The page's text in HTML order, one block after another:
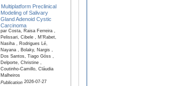
Multiplatform Preclinical
Modeling of Salivary
Gland Adenoid Cystic
Carcinoma
par Costa, Raisa Ferreira ,
Pelissari, Cibele , M'Rabet,
Nasiha , Rodrigues Lé,
Nayana , Bolaky, Nargis ,
Dos Santos, Tiago Góss ,
Delporte, Christine ,
Coutinho-Camillo, Cláudia
Malheiros
Publication2026-07-27